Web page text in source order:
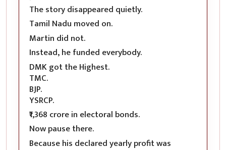
The story disappeared quietly.
Tamil Nadu moved on.
Martin did not.
Instead, he funded everybody.
DMK got the Highest.
TMC.
BJP.
YSRCP.
₹1,368 crore in electoral bonds.
Now pause there.
Because his declared yearly profit was